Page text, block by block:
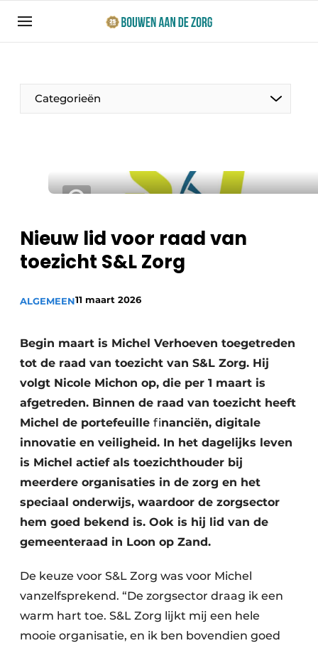
Aanmelden
Bedrijven
Bouwen aan de Zorg | Vakblad over bouw en
Direct contact
Jaarboek
Jubileumboek
Nieuwsbrief
Privacy / Cookie statement
Vacatures
Video’s
Categorieën
Ziekenhuizen
Woonzorg & Verpleeghuizen
Laboratoria
Nieuw lid voor raad van
toezicht S&L Zorg
ALGEMEEN11 maart 2026
Begin maart is Michel Verhoeven toegetreden
tot de raad van toezicht van S&L Zorg. Hij
volgt Nicole Michon op, die per 1 maart is
afgetreden. Binnen de raad van toezicht heeft
Michel de portefeuille financiën, digitale
innovatie en veiligheid. In het dagelijks leven
is Michel actief als toezichthouder bij
meerdere organisaties in de zorg en het
speciaal onderwijs, waardoor de zorgsector
hem goed bekend is. Ook is hij lid van de
gemeenteraad in Loon op Zand.
De keuze voor S&L Zorg was voor Michel
vanzelfsprekend. “De zorgsector draag ik een
warm hart toe. S&L Zorg lijkt mij een hele
mooie organisatie, en ik ben bovendien goed